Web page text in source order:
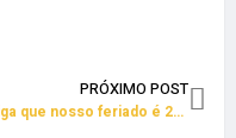
PRÓXIMO POST
Se liga que nosso feriado é 20 de outubro. E tem SUPERFEST no dia 19